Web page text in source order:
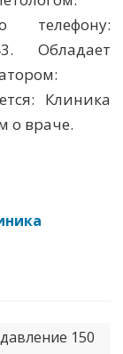
телефону:
Обладает
Клиника
о враче.
150